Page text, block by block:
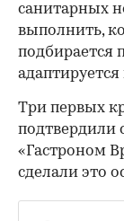
санитарных
выполнить,
подбирается
Три первых
подтвердили
«Гастроном
сделали это